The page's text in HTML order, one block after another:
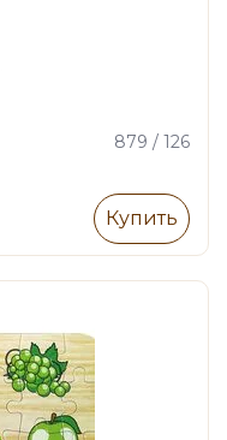
879 / 126
Купить